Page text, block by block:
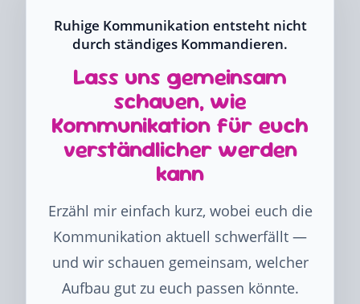
Ruhige Kommunikation entsteht nicht
durch ständiges Kommandieren.
Lass uns gemeinsam
schauen, wie
Kommunikation für euch
verständlicher werden
kann
Erzähl mir einfach kurz, wobei euch die
Kommunikation aktuell schwerfällt —
und wir schauen gemeinsam, welcher
Aufbau gut zu euch passen könnte.